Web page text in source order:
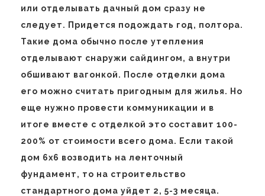
или отделывать дачный дом сразу не
следует. Придется подождать год, полтора.
Такие дома обычно после утепления
отделывают снаружи сайдингом, а внутри
обшивают вагонкой. После отделки дома
его можно считать пригодным для жилья. Но
еще нужно провести коммуникации и в
итоге вместе с отделкой это составит 100-
200% от стоимости всего дома. Если такой
дом 6х6 возводить на ленточный
фундамент, то на строительство
стандартного дома уйдет 2, 5-3 месяца.